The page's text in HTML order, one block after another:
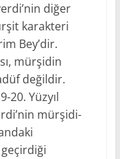
diğer
karakteri
Bey’dir.
mürşidin
değildir.
20. Yüzyıl
mürşidi-
geçirdiği